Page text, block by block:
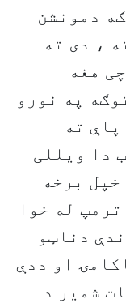
دمونشن
، دی ته
هغه
په نورو
ته
دا ویللی
برخه
له خوا
دناټو
او ددې
شمیر د